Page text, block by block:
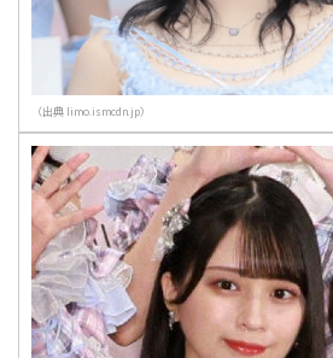
（出典 limo.ismcdn.jp）